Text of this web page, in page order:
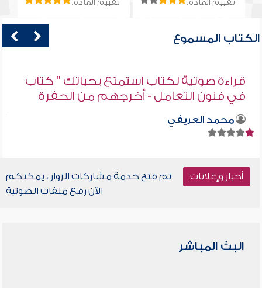
تقييم المادة: تقييم المادة:
الكتاب المسموع
قراءة صوتية لكتاب استمتع بحياتك " كتاب
في فنون التعامل - أخرجهم من الحفرة
محمد العريفي
أخبار وإعلانات
تم فتح خدمة مشاركات الزوار ، يمكنكم
الآن رفع ملفات الصوتية
البث المباشر